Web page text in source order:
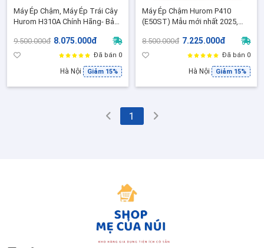
Máy Ép Chậm, Máy Ép Trái Cây
Hurom H310A Chính Hãng- Bảo
Quyền Tại Việt Nam
9.500.000đ 8.075.000đ
Đã bán 0
Hà Nội Giảm 15%
Máy Ép Chậm Hurom P410
(E50ST) Mẫu mới nhất 2025,
Ép khoẻ, kiệt bã - Bảo Hành 10
năm
8.500.000đ 7.225.000đ
Đã bán 0
Hà Nội Giảm 15%
1